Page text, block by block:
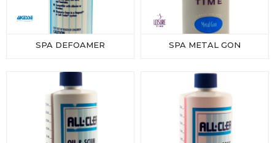
SPA DEFOAMER SPA METAL GON